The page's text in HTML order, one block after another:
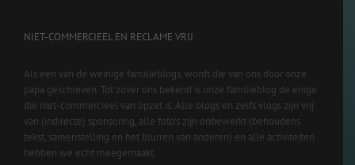
NIET-COMMERCIEEL EN RECLAME VRIJ
Als een van de weinige familieblogs, wordt die van ons door onze
papa geschreven. Tot zover ons bekend is onze familieblog de enige
die niet-commercieel van opzet is. Alle blogs en zelfs vlogs zijn vrij
van (indirecte) sponsoring, alle foto’s zijn onbewerkt (behoudens
tekst, samenstelling en het blurren van anderen) en alle activiteiten
hebben we echt meegemaakt.